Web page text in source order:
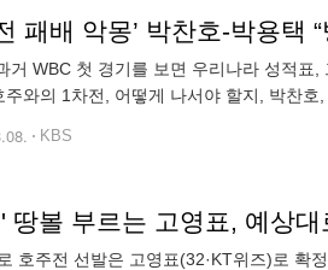
패배 악몽’ 박찬호-박용택
거 WBC 첫 경기를 보면 우리나라 성적표
주와의 1차전, 어떻게 나서야 할지, 박찬호
KBS
땅볼 부르는 고영표, 예상
호주전 선발은 고영표(32·KT위즈)로 확